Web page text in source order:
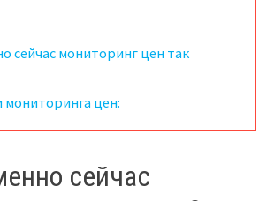
сейчас мониторинг цен так
мониторинга цен:
сейчас